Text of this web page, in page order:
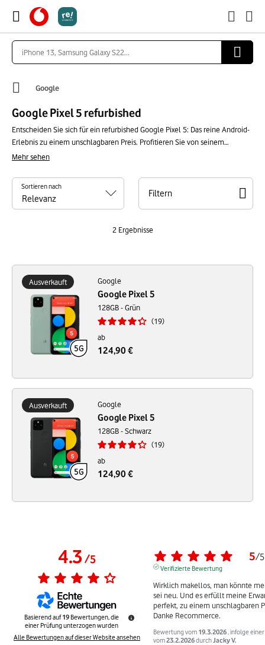
Google
Google Pixel 5 refurbished
Entscheiden Sie sich für ein refurbished Google Pixel 5: Das reine Android-
Erlebnis zu einem unschlagbaren Preis. Profitieren Sie von seinem
flüssigen OLED-Display, seiner außergewöhnlichen Kamera mit Night Sight
Leistung und Budget zu vereinen. Entdecken Sie unsere garantierten
Angebote!
Mehr sehen
2 Ergebnisse
Sortieren nach
Filtern
Ausverkauft Google
Google Pixel 5
128GB - Grün
19
ab
124,90 €
Ausverkauft Google
Google Pixel 5
128GB - Schwarz
19
ab
124,90 €
4.3/5
Basierend auf19 Bewertungen, die
einer Prüfung unterzogen wurden
Alle Bewertungen auf dieser Website ansehen
5/5
Verifizierte Bewertung
Wirklich makellos, man könnte
sei neu. Und es erfüllt meine
perfekt, zu einem unschlagbaren
Danke Recommerce.
Bewertung vom 19.3.2026 , infolge
vom23.2.2026durchJacky V.